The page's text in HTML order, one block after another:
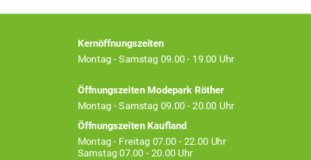
Kernöffnungszeiten
Montag - Samstag 09.00 - 19.00 Uhr
Öffnungszeiten Modepark Röther
Montag - Samstag 09.00 - 20.00 Uhr
Öffnungszeiten Kaufland
Montag - Freitag 07.00 - 22.00 Uhr
Samstag 07.00 - 20.00 Uhr